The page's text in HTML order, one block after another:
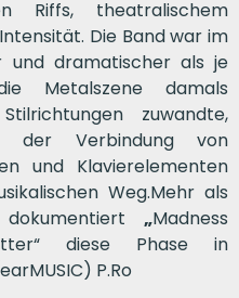
Riffs, theatralischem
Die Band war im
und dramatischer als je
Metalszene damals
zuwandte,
der Verbindung von
und Klavierelementen
Weg.Mehr als
„Madness
diese Phase in
P.Ro